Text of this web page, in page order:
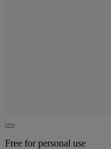
Free for personal use